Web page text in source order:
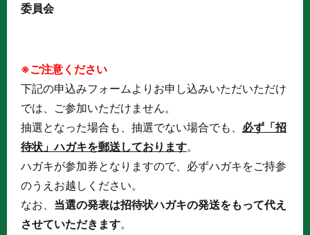
委員会
※ご注意ください
下記の申込みフォームよりお申し込みいただいただけ
では、ご参加いただけません。
抽選となった場合も、抽選でない場合でも、 必ず「招
待状」ハガキを郵送しております。
ハガキが参加券となりますので、必ずハガキをご持参
のうえお越しください。
なお、 当選の発表は招待状ハガキの発送をもって代え
させていただきます。